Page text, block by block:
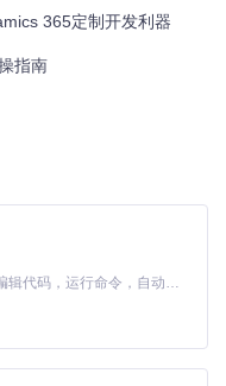
的packages目录下的组件。
按下F5键编译并运行应用程
载，确保网络连接正常，
365定制开发利器
指南
Claude Code 的开源替代方案。连接任意大模型，编辑代码，运行命令，自动验证 — 全自动执行。用 Rust 构建，极致性能。 ｜ An open-source alternative to Claude Code. Connect any LLM, edit code, run commands, and verify changes — autonomously. Built in Rust for speed. Get Started